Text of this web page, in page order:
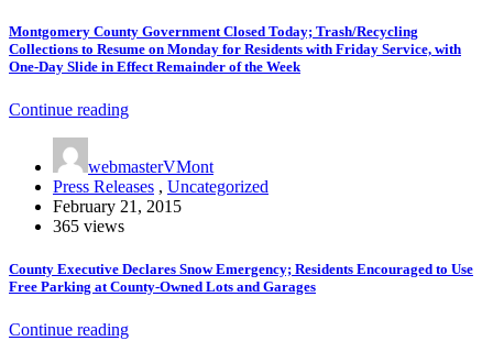
Montgomery County Government Closed Today; Trash/Recycling
Collections to Resume on Monday for Residents with Friday Service, with
One-Day Slide in Effect Remainder of the Week
Continue reading
webmasterVMont
Press Releases , Uncategorized
February 21, 2015
365 views
County Executive Declares Snow Emergency; Residents Encouraged to Use
Free Parking at County-Owned Lots and Garages
Continue reading